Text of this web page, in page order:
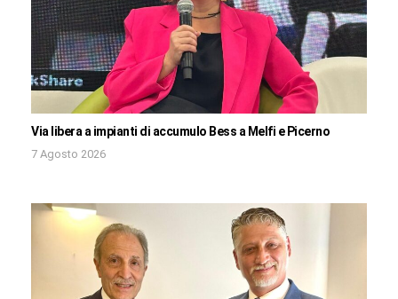
Via libera a impianti di accumulo Bess a Melfi e Picerno
7 Agosto 2026